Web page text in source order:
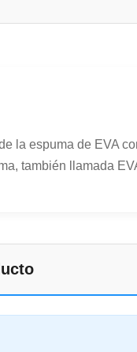
la espuma de EVA
también llamada